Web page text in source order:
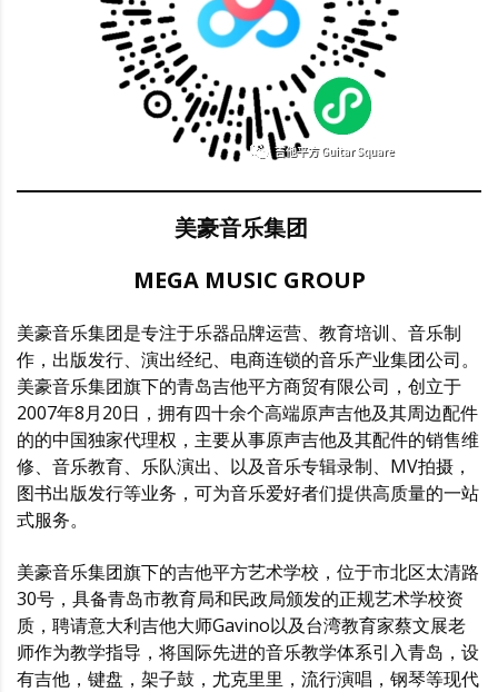
美豪音乐集团
MEGA MUSIC GROUP
美豪音乐集团是专注于乐器品牌运营、教育培训、音乐制
作，出版发行、演出经纪、电商连锁的音乐产业集团公司。
美豪音乐集团旗下的青岛吉他平方商贸有限公司，创立于
2007年8月20日，拥有四十余个高端原声吉他及其周边配件
的的中国独家代理权，主要从事原声吉他及其配件的销售维
修、音乐教育、乐队演出、以及音乐专辑录制、MV拍摄，
图书出版发行等业务，可为音乐爱好者们提供高质量的一站
式服务。
美豪音乐集团旗下的吉他平方艺术学校，位于市北区太清路
30号，具备青岛市教育局和民政局颁发的正规艺术学校资
质，聘请意大利吉他大师Gavino以及台湾教育家蔡文展老
师作为教学指导，将国际先进的音乐教学体系引入青岛，设
有吉他，键盘，架子鼓，尤克里里，流行演唱，钢琴等现代